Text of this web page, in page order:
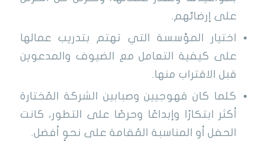
على إرضائهم.
اختيار المؤسسة التي تهتم بتدريب عمالها
على كيفية التعامل مع الضيوف والمدعوين
قبل الاقتراب منها.
كلما كان قهوجيين وصبابين الشركة المُختارة
أكثر ابتكارًا وإبداعًا وحرصًا على التطور، كانت
الحفل أو المناسبة المُقامة على نحوٍ أفضل.